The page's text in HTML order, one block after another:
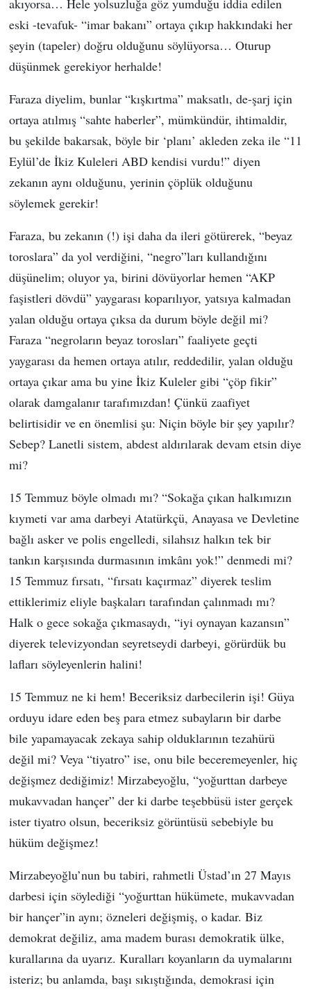
eski -tevafuk- “imar bakanı” ortaya çıkıp hakkındaki her
şeyin (tapeler) doğru olduğunu söylüyorsa… Oturup
düşünmek gerekiyor herhalde!
Faraza diyelim, bunlar “kışkırtma” maksatlı, de-şarj için
ortaya atılmış “sahte haberler”, mümkündür, ihtimaldir,
bu şekilde bakarsak, böyle bir ‘planı’ akleden zeka ile “11
Eylül’de İkiz Kuleleri ABD kendisi vurdu!” diyen
zekanın aynı olduğunu, yerinin çöplük olduğunu
söylemek gerekir!
Faraza, bu zekanın (!) işi daha da ileri götürerek, “beyaz
toroslara” da yol verdiğini, “negro”ları kullandığını
düşünelim; oluyor ya, birini dövüyorlar hemen “AKP
faşistleri dövdü” yaygarası koparılıyor, yatsıya kalmadan
yalan olduğu ortaya çıksa da durum böyle değil mi?
Faraza “negroların beyaz torosları” faaliyete geçti
yaygarası da hemen ortaya atılır, reddedilir, yalan olduğu
ortaya çıkar ama bu yine İkiz Kuleler gibi “çöp fikir”
olarak damgalanır tarafımızdan! Çünkü zaafiyet
belirtisidir ve en önemlisi şu: Niçin böyle bir şey yapılır?
Sebep? Lanetli sistem, abdest aldırılarak devam etsin diye
mi?
15 Temmuz böyle olmadı mı? “Sokağa çıkan halkımızın
kıymeti var ama darbeyi Atatürkçü, Anayasa ve Devletine
bağlı asker ve polis engelledi, silahsız halkın tek bir
tankın karşısında durmasının imkânı yok!” denmedi mi?
15 Temmuz fırsatı, “fırsatı kaçırmaz” diyerek teslim
ettiklerimiz eliyle başkaları tarafından çalınmadı mı?
Halk o gece sokağa çıkmasaydı, “iyi oynayan kazansın”
diyerek televizyondan seyretseydi darbeyi, görürdük bu
lafları söyleyenlerin halini!
15 Temmuz ne ki hem! Beceriksiz darbecilerin işi! Güya
orduyu idare eden beş para etmez subayların bir darbe
bile yapamayacak zekaya sahip olduklarının tezahürü
değil mi? Veya “tiyatro” ise, onu bile beceremeyenler, hiç
değişmez dediğimiz! Mirzabeyoğlu, “yoğurttan darbeye
mukavvadan hançer” der ki darbe teşebbüsü ister gerçek
ister tiyatro olsun, beceriksiz görüntüsü sebebiyle bu
hüküm değişmez!
Mirzabeyoğlu’nun bu tabiri, rahmetli Üstad’ın 27 Mayıs
darbesi için söylediği “yoğurttan hükümete, mukavvadan
bir hançer”in aynı; özneleri değişmiş, o kadar. Biz
demokrat değiliz, ama madem burası demokratik ülke,
kurallarına da uyarız. Kuralları koyanların da uymalarını
isteriz; bu anlamda, başı sıkıştığında, demokrasi için